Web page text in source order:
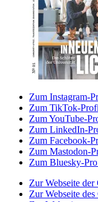
Zum Instagram-
Zum TikTok-
Zum YouTube-
Zum LinkedIn-
Zum Facebook-
Zum Mastodon-
Zum Bluesky-
Zur Webseite
Zur Webseite